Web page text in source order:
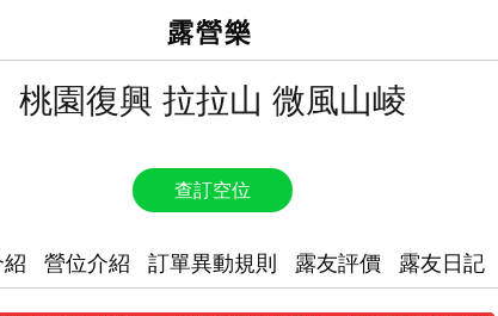
露營樂
桃園復興 拉拉山 微風山崚
查訂空位
營位介紹 訂單異動規則 露友評價 露友日記